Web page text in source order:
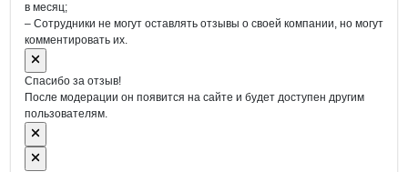
в месяц;
– Сотрудники не могут оставлять отзывы о своей компании, но могут
комментировать их.
Спасибо за отзыв!
После модерации он появится на сайте и будет доступен другим
пользователям.